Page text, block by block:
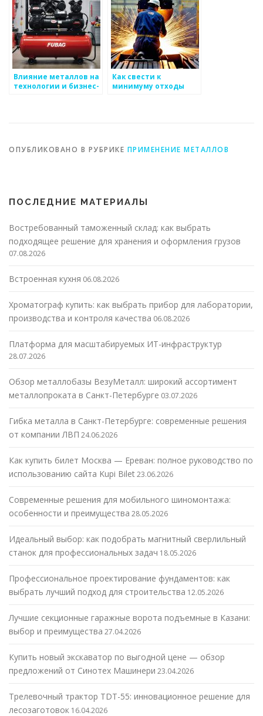
Влияние металлов на
технологии и бизнес-
Как свести к
минимуму отходы
ОПУБЛИКОВАНО В РУБРИКЕ ПРИМЕНЕНИЕ МЕТАЛЛОВ
ПОСЛЕДНИЕ МАТЕРИАЛЫ
Востребованный таможенный склад: как выбрать
подходящее решение для хранения и оформления грузов
07.08.2026
Встроенная кухня 06.08.2026
Хроматограф купить: как выбрать прибор для лаборатории,
производства и контроля качества 06.08.2026
Платформа для масштабируемых ИТ-инфраструктур
28.07.2026
Обзор металлобазы ВезуМеталл: широкий ассортимент
металлопроката в Санкт-Петербурге 03.07.2026
Гибка металла в Санкт-Петербурге: современные решения
от компании ЛВП 24.06.2026
Как купить билет Москва — Ереван: полное руководство по
использованию сайта Kupi Bilet23.06.2026
Современные решения для мобильного шиномонтажа:
особенности и преимущества 28.05.2026
Идеальный выбор: как подобрать магнитный сверлильный
станок для профессиональных задач 18.05.2026
Профессиональное проектирование фундаментов: как
выбрать лучший подход для строительства 12.05.2026
Лучшие секционные гаражные ворота подъемные в Казани:
выбор и преимущества 27.04.2026
Купить новый экскаватор по выгодной цене — обзор
предложений от Синотех Машинери 23.04.2026
Трелевочный трактор TDT-55: инновационное решение для
лесозаготовок 16.04.2026